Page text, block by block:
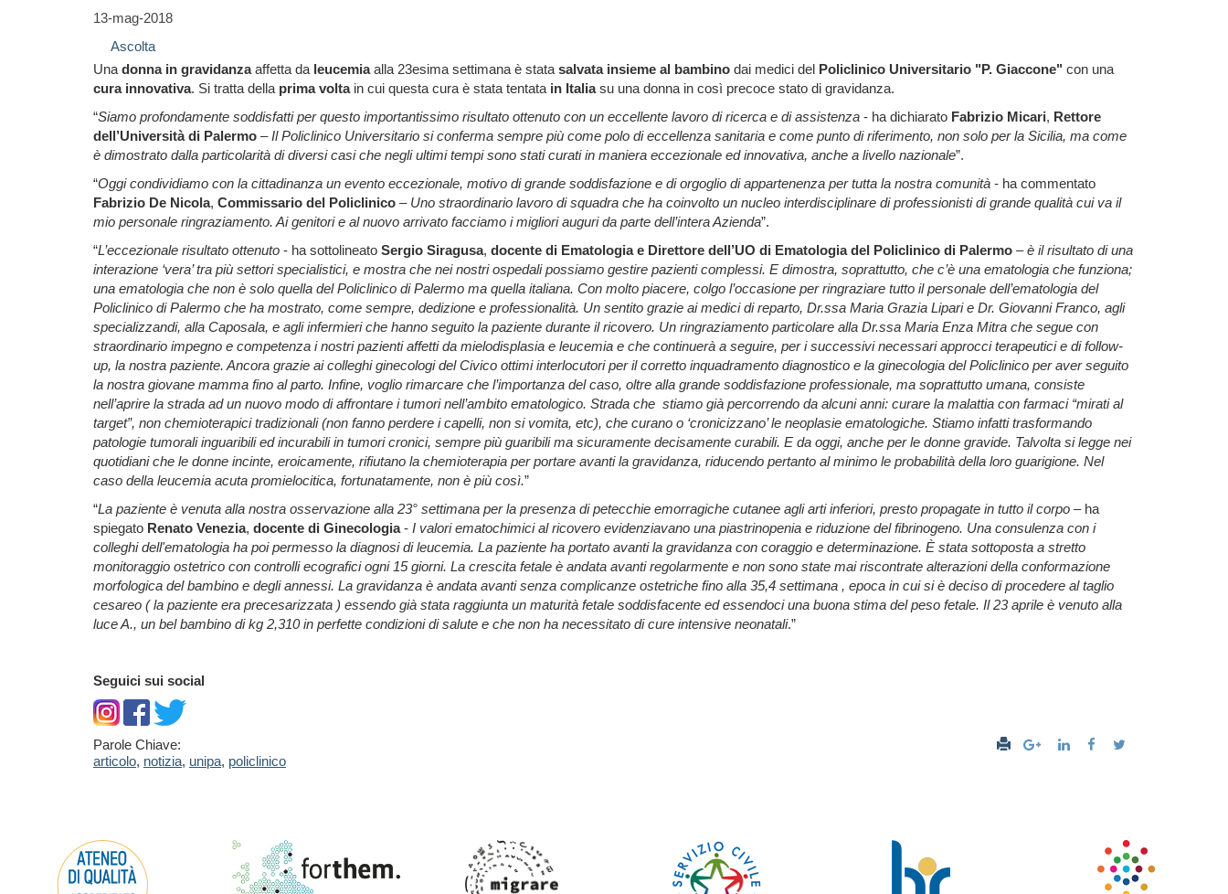
13-mag-2018
Ascolta
Una donna in gravidanzaaffetta da leucemiaalla 23esima settimana è stata salvata insieme al bambino dai medici del Policlinico Universitario "P. Giaccone" con una
cura innovativa. Si tratta della prima voltain cui questa cura è stata tentata in Italiasu una donna in così precoce stato di gravidanza.
“Siamo profondamente soddisfatti per questo importantissimo risultato ottenuto con un eccellente lavoro di ricerca e di assistenza - ha dichiarato Fabrizio Micari, Rettore
dell’Università di Palermo –Il Policlinico Universitario si conferma sempre più come polo di eccellenza sanitaria e come punto di riferimento, non solo per la Sicilia, ma come
è dimostrato dalla particolarità di diversi casi che negli ultimi tempi sono stati curati in maniera eccezionale ed innovativa, anche a livello nazionale”.
“Oggi condividiamo con la cittadinanza un evento eccezionale, motivo di grande soddisfazione e di orgoglio di appartenenza per tutta la nostra comunità - ha commentato
Fabrizio De Nicola, Commissario del Policlinico – Uno straordinario lavoro di squadra che ha coinvolto un nucleo interdisciplinare di professionisti di grande qualità cui va il
mio personale ringraziamento. Ai genitori e al nuovo arrivato facciamo i migliori auguri da parte dell’intera Azienda”.
“L’eccezionale risultato ottenuto - ha sottolineato Sergio Siragusa, docente di Ematologia e Direttore dell’UO di Ematologia del Policlinico di Palermo –è il risultato di una
interazione ‘vera’ tra più settori specialistici, e mostra che nei nostri ospedali possiamo gestire pazienti complessi. E dimostra, soprattutto, che c’è una ematologia che funziona;
una ematologia che non è solo quella del Policlinico di Palermo ma quella italiana. Con molto piacere, colgo l’occasione per ringraziare tutto il personale dell’ematologia del
Policlinico di Palermo che ha mostrato, come sempre, dedizione e professionalità. Un sentito grazie ai medici di reparto, Dr.ssa Maria Grazia Lipari e Dr. Giovanni Franco, agli
specializzandi, alla Caposala, e agli infermieri che hanno seguito la paziente durante il ricovero. Un ringraziamento particolare alla Dr.ssa Maria Enza Mitra che segue con
straordinario impegno e competenza i nostri pazienti affetti da mielodisplasia e leucemia e che continuerà a seguire, per i successivi necessari approcci terapeutici e di follow-
up, la nostra paziente. Ancora grazie ai colleghi ginecologi del Civico ottimi interlocutori per il corretto inquadramento diagnostico e la ginecologia del Policlinico per aver seguito
la nostra giovane mamma fino al parto. Infine, voglio rimarcare che l’importanza del caso, oltre alla grande soddisfazione professionale, ma soprattutto umana, consiste
nell’aprire la strada ad un nuovo modo di affrontare i tumori nell’ambito ematologico. Strada che stiamo già percorrendo da alcuni anni: curare la malattia con farmaci “mirati al
target”, non chemioterapici tradizionali (non fanno perdere i capelli, non si vomita, etc), che curano o ‘cronicizzano’ le neoplasie ematologiche. Stiamo infatti trasformando
patologie tumorali inguaribili ed incurabili in tumori cronici, sempre più guaribili ma sicuramente decisamente curabili. E da oggi, anche per le donne gravide. Talvolta si legge nei
quotidiani che le donne incinte, eroicamente, rifiutano la chemioterapia per portare avanti la gravidanza, riducendo pertanto al minimo le probabilità della loro guarigione. Nel
caso della leucemia acuta promielocitica, fortunatamente, non è più così.”
“La paziente è venuta alla nostra osservazione alla 23° settimana per la presenza di petecchie emorragiche cutanee agli arti inferiori, presto propagate in tutto il corpo – ha
spiegato Renato Venezia, docente di Ginecologia- I valori ematochimici al ricovero evidenziavano una piastrinopenia e riduzione del fibrinogeno. Una consulenza con i
colleghi dell'ematologia ha poi permesso la diagnosi di leucemia. La paziente ha portato avanti la gravidanza con coraggio e determinazione. È stata sottoposta a stretto
monitoraggio ostetrico con controlli ecografici ogni 15 giorni. La crescita fetale è andata avanti regolarmente e non sono state mai riscontrate alterazioni della conformazione
morfologica del bambino e degli annessi. La gravidanza è andata avanti senza complicanze ostetriche fino alla 35,4 settimana , epoca in cui si è deciso di procedere al taglio
cesareo ( la paziente era precesarizzata ) essendo già stata raggiunta un maturità fetale soddisfacente ed essendoci una buona stima del peso fetale. Il 23 aprile è venuto alla
luce A., un bel bambino di kg 2,310 in perfette condizioni di salute e che non ha necessitato di cure intensive neonatali.”
Seguici sui social
Parole Chiave:
articolo, notizia, unipa, policlinico